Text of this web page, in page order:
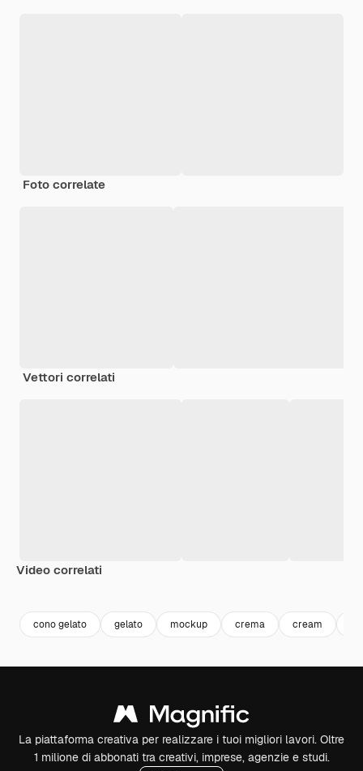
Foto correlate
Vettori correlati
Video correlati
cono gelato gelato mockup crema cream
La piattaforma creativa per realizzare i tuoi migliori lavori. Oltre
1 milione di abbonati tra creativi, imprese, agenzie e studi.